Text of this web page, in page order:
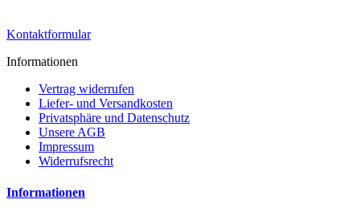
Kontaktformular
Informationen
Vertrag widerrufen
Liefer- und Versandkosten
Privatsphäre und Datenschutz
Unsere AGB
Impressum
Widerrufsrecht
Informationen